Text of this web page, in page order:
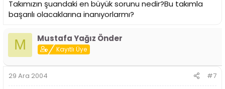
Takımızın şuandaki en büyük sorunu nedir?Bu takımla
başarılı olacaklarına inanıyorlarmı?
M Mustafa Yağız Önder
Kayıtlı Üye
29 Ara 2004 #7